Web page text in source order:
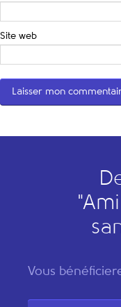
Site web
"A
Vous